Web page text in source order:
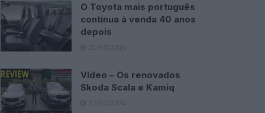
O Toyota mais português
continua à venda 40 anos
depois
31/07/2026
Vídeo – Os renovados
Skoda Scala e Kamiq
12/02/2024